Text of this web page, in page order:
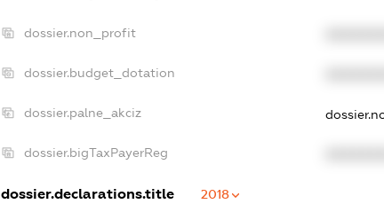
dossier.non_profit
dossier.budget_dotation
dossier.palne_akciz
dossier.bigTaxPayerReg
dossier.declarations.title 2018